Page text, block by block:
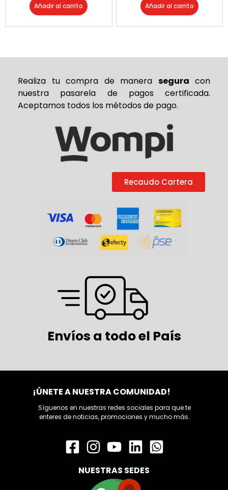
Añadir al carrito Añadir al carrito
Realiza tu compra de manera segura con
nuestra pasarela de pagos certificada.
Aceptamos todos los métodos de pago.
Recaudo Cartera
Envíos a todo el País
¡ÚNETE A NUESTRA COMUNIDAD!
Síguenos en nuestras redes sociales para que te
enteres de noticias, promociones y mucho más.
NUESTRAS SEDES